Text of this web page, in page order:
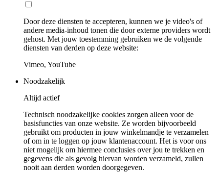
Door deze diensten te accepteren, kunnen we je video's of
andere media-inhoud tonen die door externe providers wordt
gehost. Met jouw toestemming gebruiken we de volgende
diensten van derden op deze website:
Vimeo, YouTube
Noodzakelijk
Altijd actief
Technisch noodzakelijke cookies zorgen alleen voor de
basisfuncties van onze website. Ze worden bijvoorbeeld
gebruikt om producten in jouw winkelmandje te verzamelen
of om in te loggen op jouw klantenaccount. Het is voor ons
niet mogelijk om hiermee conclusies over jou te trekken en
gegevens die als gevolg hiervan worden verzameld, zullen
nooit aan derden worden doorgegeven.